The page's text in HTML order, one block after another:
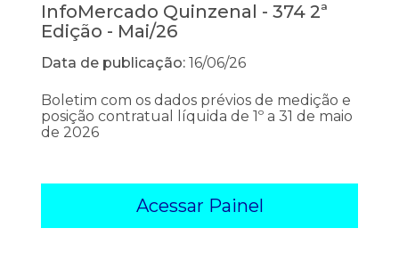
InfoMercado Quinzenal - 374 2ª
Edição - Mai/26
Data de publicação: 16/06/26
Boletim com os dados prévios de medição e
posição contratual líquida de 1º a 31 de maio
de 2026
Acessar Painel